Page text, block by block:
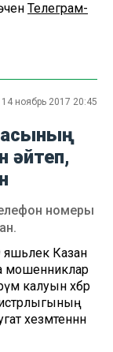
Телеграм-
14 ноябрь 2017 20:45
әйтеп,
номеры
яшьлек Казан
мошенниклар
калуын хәбәр
хезмәтеннән